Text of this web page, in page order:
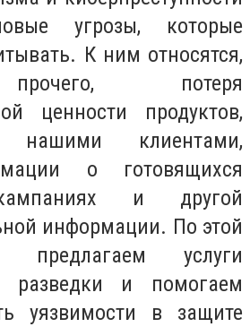
угрозы, которые
К ним относятся,
потеря
ценности продуктов,
нашими клиентами,
о готовящихся
и другой
информации. По этой
услуги
разведки и помогаем
уязвимости в защите